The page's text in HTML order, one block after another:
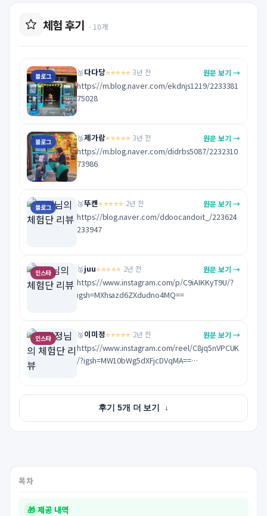
체험 후기 · 10개
블로그 🥉다다당⭐⭐⭐⭐⭐·3년 전 원문 보기 →
https://m.blog.naver.com/ekdnjs1219/2233381
75028
블로그 🥉제가람⭐⭐⭐⭐⭐·3년 전 원문 보기 →
https://m.blog.naver.com/didrbs5087/2232310
73986
블로그 🥉뚜캔⭐⭐⭐⭐⭐·2년 전 원문 보기 →
https://blog.naver.com/ddoocandoit_/223624
233947
인스타 🥈juu⭐⭐⭐⭐⭐·2년 전 원문 보기 →
https://www.instagram.com/p/C9iAIKKyT9U/?
igsh=MXhsazd6ZXdudno4MQ==
인스타 🥈이미정⭐⭐⭐⭐⭐·2년 전 원문 보기 →
https://www.instagram.com/reel/C8jq5nVPCUK
/?igsh=MW10bWg5dXFjcDVqMA==
후기 5개 더 보기 ↓
목차
🎁 제공 내역